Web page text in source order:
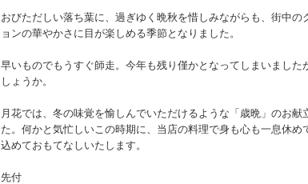
おびただしい落ち葉に、過ぎゆく晩秋を惜しみながらも、街中の
ョンの華やかさに目が楽しめる季節となりました。
早いものでもうすぐ師走。今年も残り僅かとなってしまいました
しょうか。
月花では、冬の味覚を愉しんでいただけるような「歳晩」のお献
た。何かと気忙しいこの時期に、当店の料理で身も心も一息休め
込めておもてなしいたします。
先付